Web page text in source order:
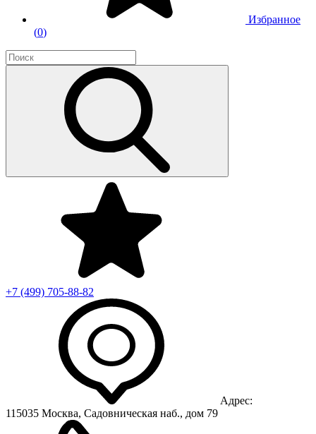
Избранное
(0)
+7 (499) 705-88-82
Адрес:
115035 Москва, Садовническая наб., дом 79